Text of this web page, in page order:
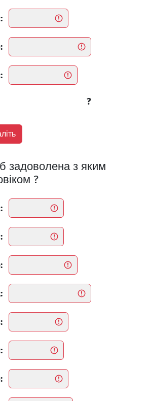
?
задоволена з яким
?